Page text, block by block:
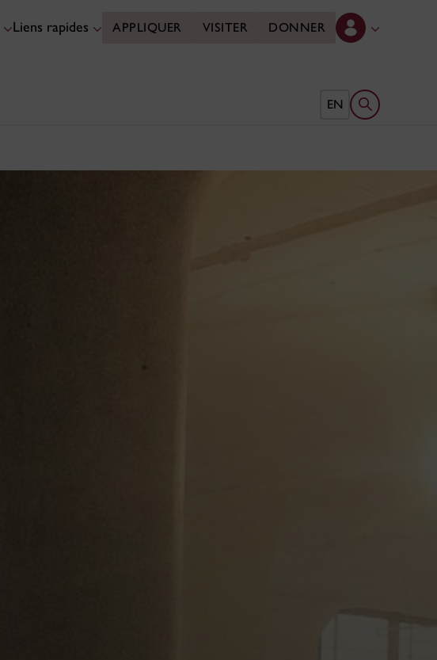
Liens rapides APPLIQUER VISITER DONNER
EN Ouvrir le